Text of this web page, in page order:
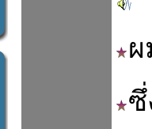
ผ
ซึ่